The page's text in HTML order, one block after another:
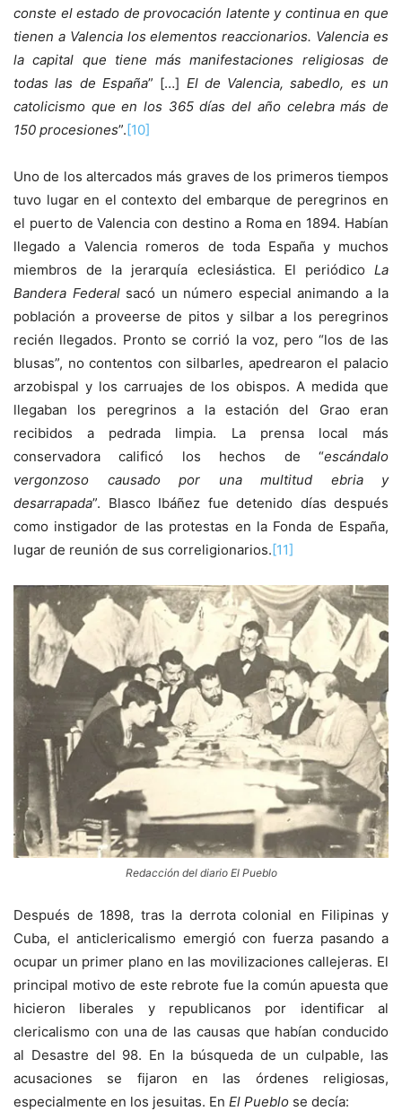
conste el estado de provocación latente y continua en que
tienen a Valencia los elementos reaccionarios. Valencia es
la capital que tiene más manifestaciones religiosas de
todas las de España” […] El de Valencia, sabedlo, es un
catolicismo que en los 365 días del año celebra más de
150 procesiones”.[10]
Uno de los altercados más graves de los primeros tiempos
tuvo lugar en el contexto del embarque de peregrinos en
el puerto de Valencia con destino a Roma en 1894. Habían
llegado a Valencia romeros de toda España y muchos
miembros de la jerarquía eclesiástica. El periódico La
Bandera Federalsacó un número especial animando a la
población a proveerse de pitos y silbar a los peregrinos
recién llegados. Pronto se corrió la voz, pero “los de las
blusas”, no contentos con silbarles, apedrearon el palacio
arzobispal y los carruajes de los obispos. A medida que
llegaban los peregrinos a la estación del Grao eran
recibidos a pedrada limpia. La prensa local más
conservadora calificó los hechos de “escándalo
vergonzoso causado por una multitud ebria y
desarrapada”. Blasco Ibáñez fue detenido días después
como instigador de las protestas en la Fonda de España,
lugar de reunión de sus correligionarios.[11]
Redacción del diario El Pueblo
Después de 1898, tras la derrota colonial en Filipinas y
Cuba, el anticlericalismo emergió con fuerza pasando a
ocupar un primer plano en las movilizaciones callejeras. El
principal motivo de este rebrote fue la común apuesta que
hicieron liberales y republicanos por identificar al
clericalismo con una de las causas que habían conducido
al Desastre del 98. En la búsqueda de un culpable, las
acusaciones se fijaron en las órdenes religiosas,
especialmente en los jesuitas. En El Pueblo se decía: